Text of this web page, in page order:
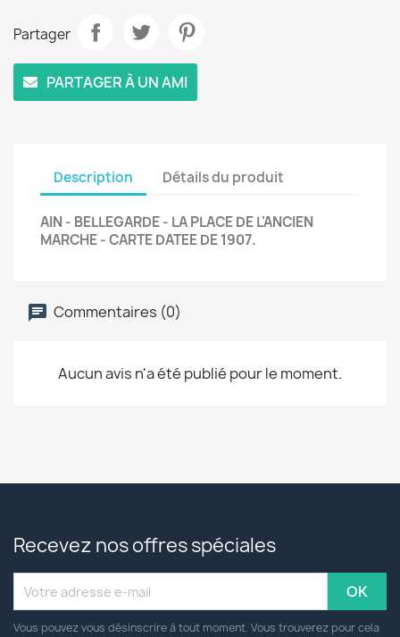
Partager
PARTAGER À UN AMI
Description Détails du produit
AIN - BELLEGARDE - LA PLACE DE L'ANCIEN
MARCHE - CARTE DATEE DE 1907.
Commentaires (0)
Aucun avis n'a été publié pour le moment.
Recevez nos offres spéciales
Vous pouvez vous désinscrire à tout moment. Vous trouverez pour cela